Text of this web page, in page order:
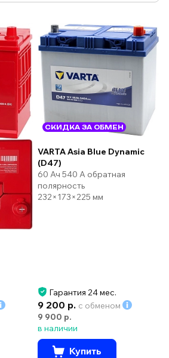
СКИДКА ЗА ОБМЕН
VARTA Asia Blue Dynamic
(D47)
60 Ач 540 А обратная
полярность
232×173×225 мм
Гарантия 24 мес.
9 200 р. с обменом
9 900 р.
в наличии
Купить